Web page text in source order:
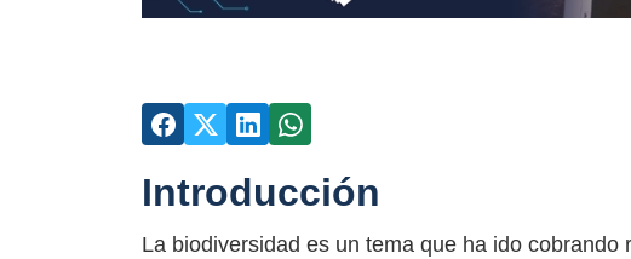
Introducción
La biodiversidad es un tema que ha ido